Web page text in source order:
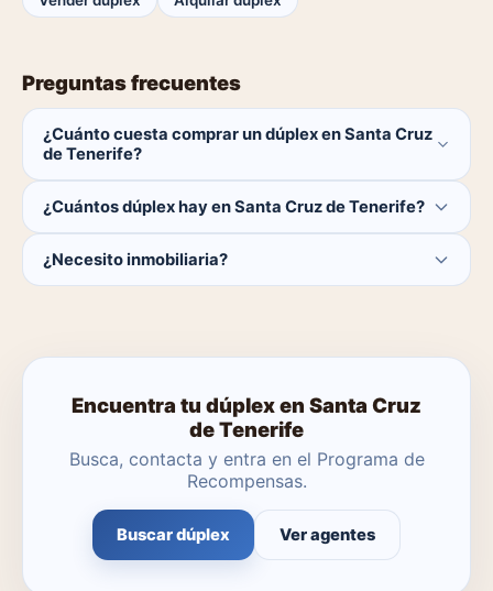
Preguntas frecuentes
¿Cuánto cuesta comprar un dúplex en Santa Cruz
de Tenerife?
¿Cuántos dúplex hay en Santa Cruz de Tenerife?
Tenerife. El catálogo se actualiza a diario.
¿Necesito inmobiliaria?
Encuentra tu dúplex en Santa Cruz
de Tenerife
Busca, contacta y entra en el Programa de
Recompensas.
Buscar dúplex Ver agentes